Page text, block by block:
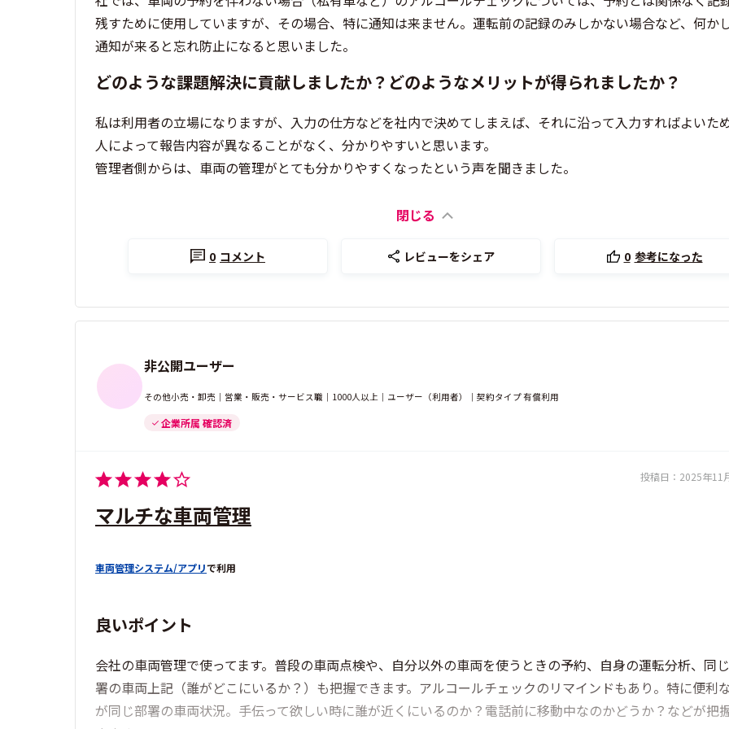
残すために使用していますが、その場合、特に通知は来ません。運転前の記録のみしかない場合など、何か
通知が来ると忘れ防止になると思いました。
どのような課題解決に貢献しましたか？どのようなメリットが得られましたか？
私は利用者の立場になりますが、入力の仕方などを社内で決めてしまえば、それに沿って入力すればよいため
人によって報告内容が異なることがなく、分かりやすいと思います。
管理者側からは、車両の管理がとても分かりやすくなったという声を聞きました。
閉じる
0 コメント レビューをシェア 0 参考になった
非公開ユーザー
その他小売・卸売｜営業・販売・サービス職｜1000人以上｜ユーザー（利用者）｜契約タイプ 有償利用
企業所属 確認済
投稿日： 2025年11
マルチな車両管理
車両管理システム/アプリで利用
良いポイント
会社の車両管理で使ってます。普段の車両点検や、自分以外の車両を使うときの予約、自身の運転分析、同
署の車両上記（誰がどこにいるか？）も把握できます。アルコールチェックのリマインドもあり。特に便利
が同じ部署の車両状況。手伝って欲しい時に誰が近くにいるのか？電話前に移動中なのかどうか？などが把